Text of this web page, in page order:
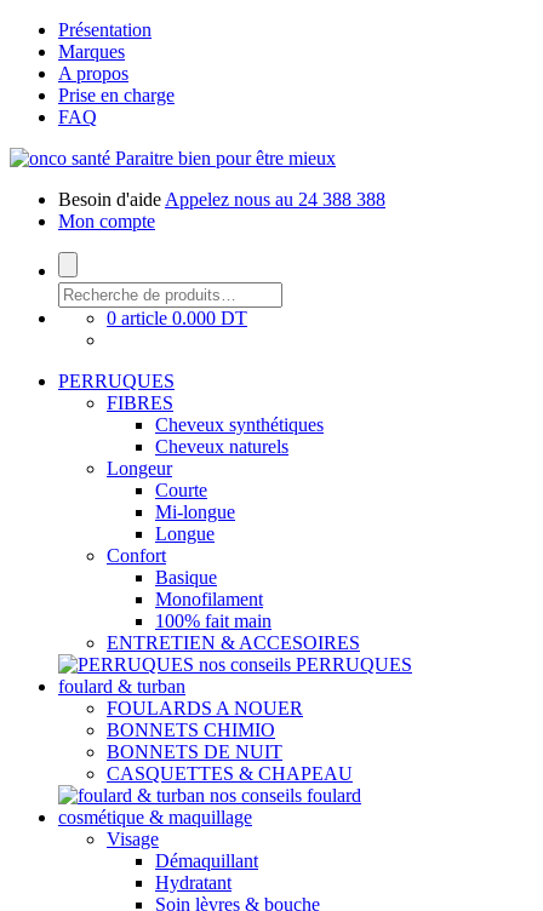
Présentation
Marques
A propos
Prise en charge
FAQ
Paraitre bien pour être mieux
Besoin d'aide Appelez nous au 24 388 388
Mon compte
0 article 0.000 DT
PERRUQUES
FIBRES
Cheveux synthétiques
Cheveux naturels
Longeur
Courte
Mi-longue
Longue
Confort
Basique
Monofilament
100% fait main
ENTRETIEN & ACCESOIRES
nos conseils PERRUQUES
foulard & turban
FOULARDS A NOUER
BONNETS CHIMIO
BONNETS DE NUIT
CASQUETTES & CHAPEAU
nos conseils foulard
cosmétique & maquillage
Visage
Démaquillant
Hydratant
Soin lèvres & bouche